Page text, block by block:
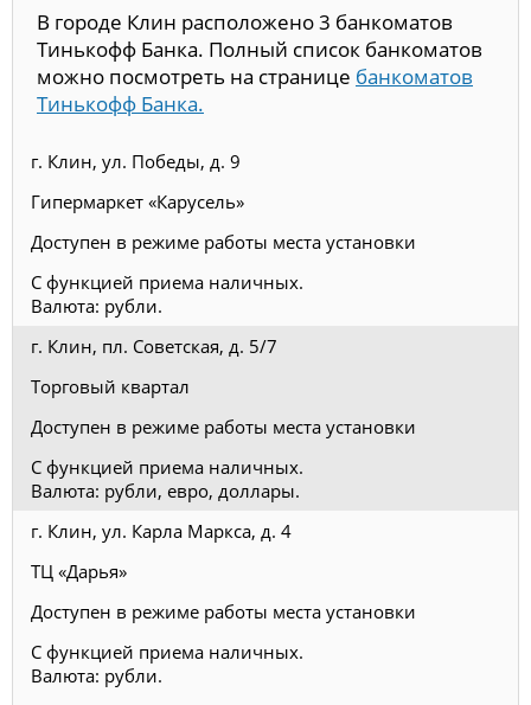
В городе Клин расположено 3 банкоматов
Тинькофф Банка. Полный список банкоматов
можно посмотреть на странице банкоматов
Тинькофф Банка.
г. Клин, ул. Победы, д. 9
Гипермаркет «Карусель»
Доступен в режиме работы места установки
С функцией приема наличных.
Валюта: рубли.
г. Клин, пл. Советская, д. 5/7
Торговый квартал
Доступен в режиме работы места установки
С функцией приема наличных.
Валюта: рубли, евро, доллары.
г. Клин, ул. Карла Маркса, д. 4
ТЦ «Дарья»
Доступен в режиме работы места установки
С функцией приема наличных.
Валюта: рубли.